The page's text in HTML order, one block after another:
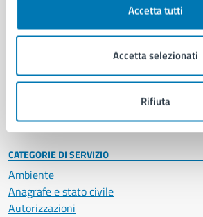
Accetta tutti
Accetta selezionati
Rifiuta
Enti e fondazioni
Personale amministrativo
Intranet, posta aziendale e protocollo
CATEGORIE DI SERVIZIO
Ambiente
Anagrafe e stato civile
Autorizzazioni